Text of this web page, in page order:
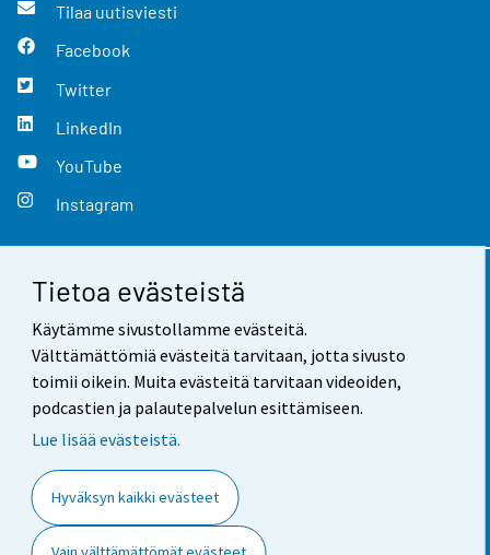
Tietoa evästeistä
Käytämme sivustollamme evästeitä.
Välttämättömiä evästeitä tarvitaan, jotta sivusto
toimii oikein. Muita evästeitä tarvitaan videoiden,
podcastien ja palautepalvelun esittämiseen.
Lue lisää evästeistä.
Hyväksyn kaikki evästeet
Tilaa uutisviesti
Facebook
Twitter
LinkedIn
YouTube
Instagram
Yhteystiedot
Palaute
Käyttöehdot
Saavutettavuus
Tietoa sivustosta